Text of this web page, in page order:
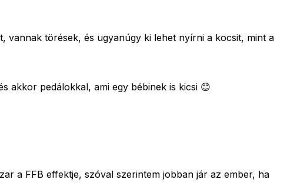
vannak törések, és ugyanúgy ki lehet nyírni a kocsit, mint a
akkor pedálokkal, ami egy bébinek is kicsi 😊
a FFB effektje, szóval szerintem jobban jár az ember, ha